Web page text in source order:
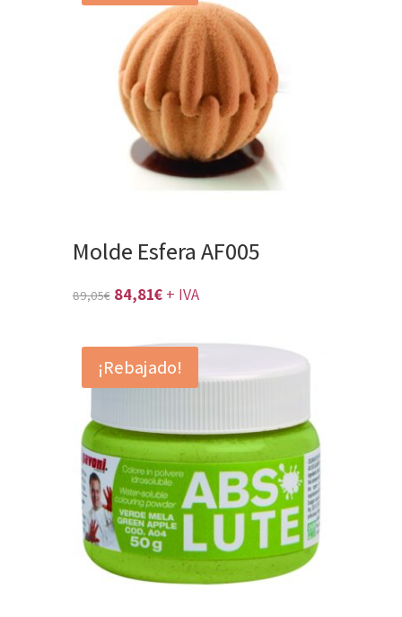
Molde Esfera AF005
89,05€ El
original
era:
84,81€El
actual
es:
+ IVA
¡Rebajado!